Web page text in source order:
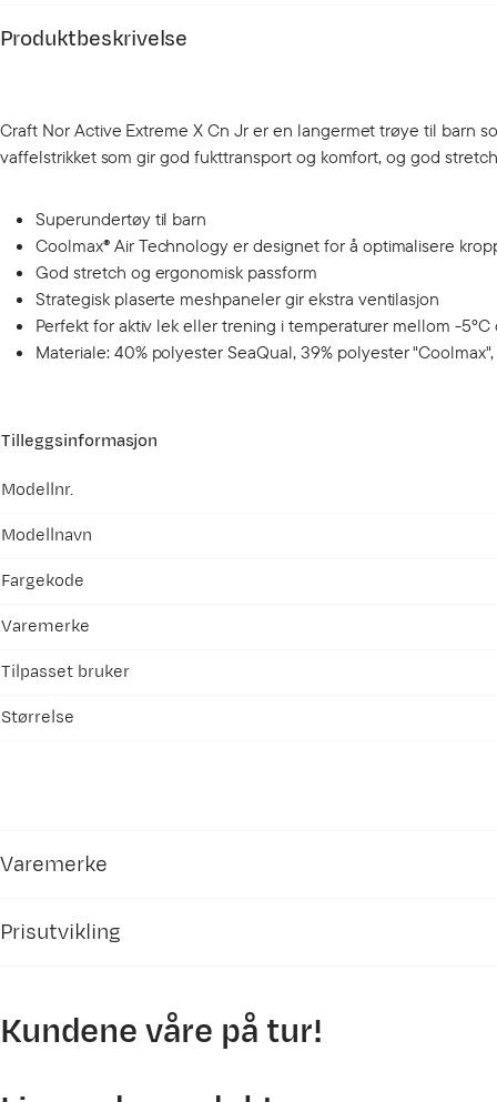
Produktbeskrivelse
Craft Nor Active Extreme X Cn Jr er en langermet trøye til barn
vaffelstrikket som gir god fukttransport og komfort, og god
Superundertøy til barn
Coolmax® Air Technology er designet for å optimalisere
God stretch og ergonomisk passform
Strategisk plaserte meshpaneler gir ekstra ventilasjon
Perfekt for aktiv lek eller trening i temperaturer mellom -5ºC
Materiale: 40% polyester SeaQual, 39% polyester
Tilleggsinformasjon
Modellnr.
Modellnavn
Fargekode
Varemerke
Tilpasset bruker
Størrelse
Varemerke
Prisutvikling
650
Kundene våre på tur!